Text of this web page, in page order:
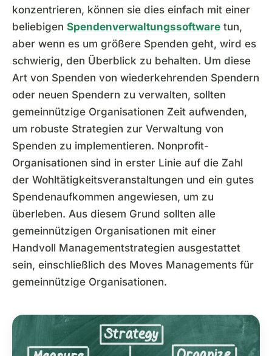
konzentrieren, können sie dies einfach mit einer
beliebigen Spendenverwaltungssoftware tun,
aber wenn es um größere Spenden geht, wird es
schwierig, den Überblick zu behalten. Um diese
Art von Spenden von wiederkehrenden Spendern
oder neuen Spendern zu verwalten, sollten
gemeinnützige Organisationen Zeit aufwenden,
um robuste Strategien zur Verwaltung von
Spenden zu implementieren. Nonprofit-
Organisationen sind in erster Linie auf die Zahl
der Wohltätigkeitsveranstaltungen und ein gutes
Spendenaufkommen angewiesen, um zu
überleben. Aus diesem Grund sollten alle
gemeinnützigen Organisationen mit einer
Handvoll Managementstrategien ausgestattet
sein, einschließlich des Moves Managements für
gemeinnützige Organisationen.